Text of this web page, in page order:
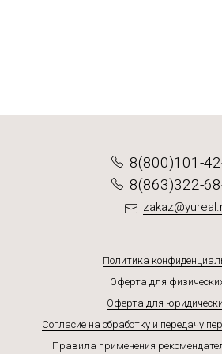
8(800)101-
8(863)322-
Политика
Оферта для
Оферта для
Согласие на обработку и передачу
Правила применения